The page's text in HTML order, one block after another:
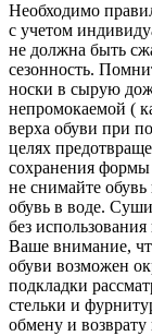
Необходимо
с учетом
не должна быть
сезонность.
носки в сырую
непромокаемой (
верха обуви при
целях
сохранения
не снимайте
обувь в воде.
без
Ваше внимание,
обуви возможен
подкладки
стельки и
обмену и